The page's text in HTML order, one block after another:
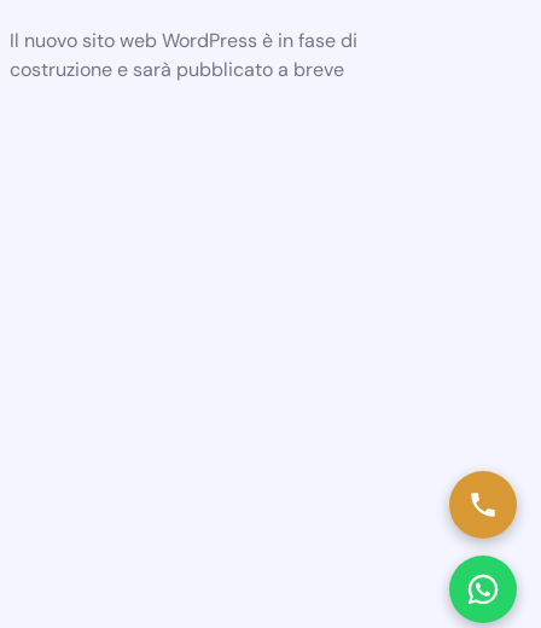
Il nuovo sito web WordPress è in fase di
costruzione e sarà pubblicato a breve